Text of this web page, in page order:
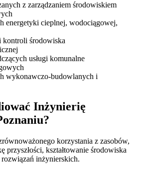
z zarządzaniem środowiskiem
energetyki cieplnej, wodociągowej,
kontroli środowiska
usługi komunalne
wykonawczo-budowlanych i
Inżynierię
korzystania z zasobów,
przyszłości, kształtowanie środowiska
inżynierskich.